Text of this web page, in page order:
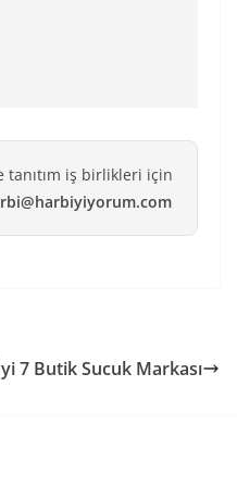
tanıtım iş birlikleri için
7 Butik Sucuk Markası